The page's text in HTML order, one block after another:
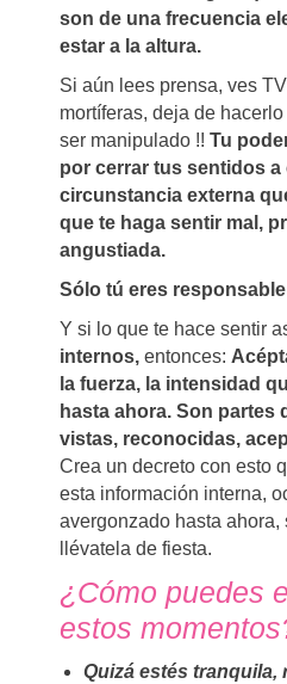
son de una frecuencia
estar a la altura.
Si aún lees prensa, ves
mortíferas, deja de
ser manipulado !! Tu
por cerrar tus sentidos
circunstancia externa
que te haga sentir mal,
angustiada.
Sólo tú eres
Y si lo que te hace sentir
internos, entonces:
la fuerza, la intensidad
hasta ahora. Son partes
vistas, reconocidas,
Crea un decreto con esto
esta información interna,
avergonzado hasta ahora,
llévatela de fiesta.
¿Cómo puedes
estos
Quizá estés tranquila,